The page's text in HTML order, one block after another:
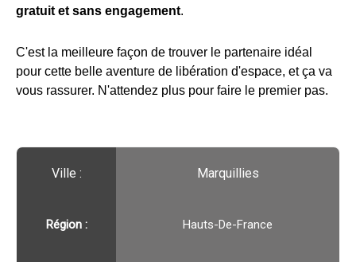
gratuit et sans engagement.
C'est la meilleure façon de trouver le partenaire idéal
pour cette belle aventure de libération d'espace, et ça va
vous rassurer. N'attendez plus pour faire le premier pas.
Ville :️ Marquillies
Région :️ Hauts-De-France